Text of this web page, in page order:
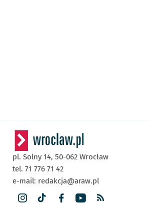
pl. Solny 14, 50-062 Wrocław
tel. 71 776 71 42
e-mail: redakcja@araw.pl